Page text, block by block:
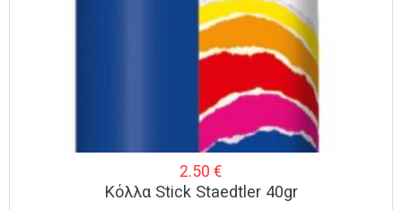
2.50 €
Κόλλα Stick Staedtler 40gr